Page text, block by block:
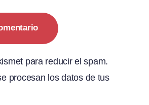
para reducir el spam.
procesan los datos de tus